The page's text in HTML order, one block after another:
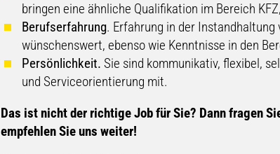
bringen eine ähnliche Qualifikation im Bereich
Berufserfahrung. Erfahrung in der Instandhaltung
wünschenswert, ebenso wie Kenntnisse in den
Persönlichkeit. Sie sind kommunikativ, flexibel,
und Serviceorientierung mit.
​​Das ist nicht der richtige Job für Sie? Dann fragen
empfehlen Sie uns weiter!